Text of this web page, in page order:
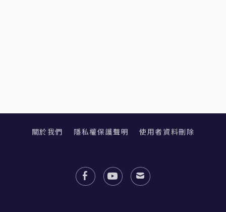
關於我們 隱私權保護聲明 使用者資料刪除